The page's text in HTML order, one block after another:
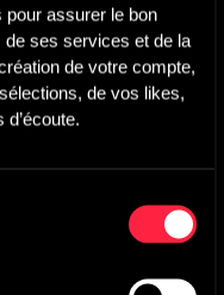
pour assurer le bon
de ses services et de la
de votre compte,
de vos likes,